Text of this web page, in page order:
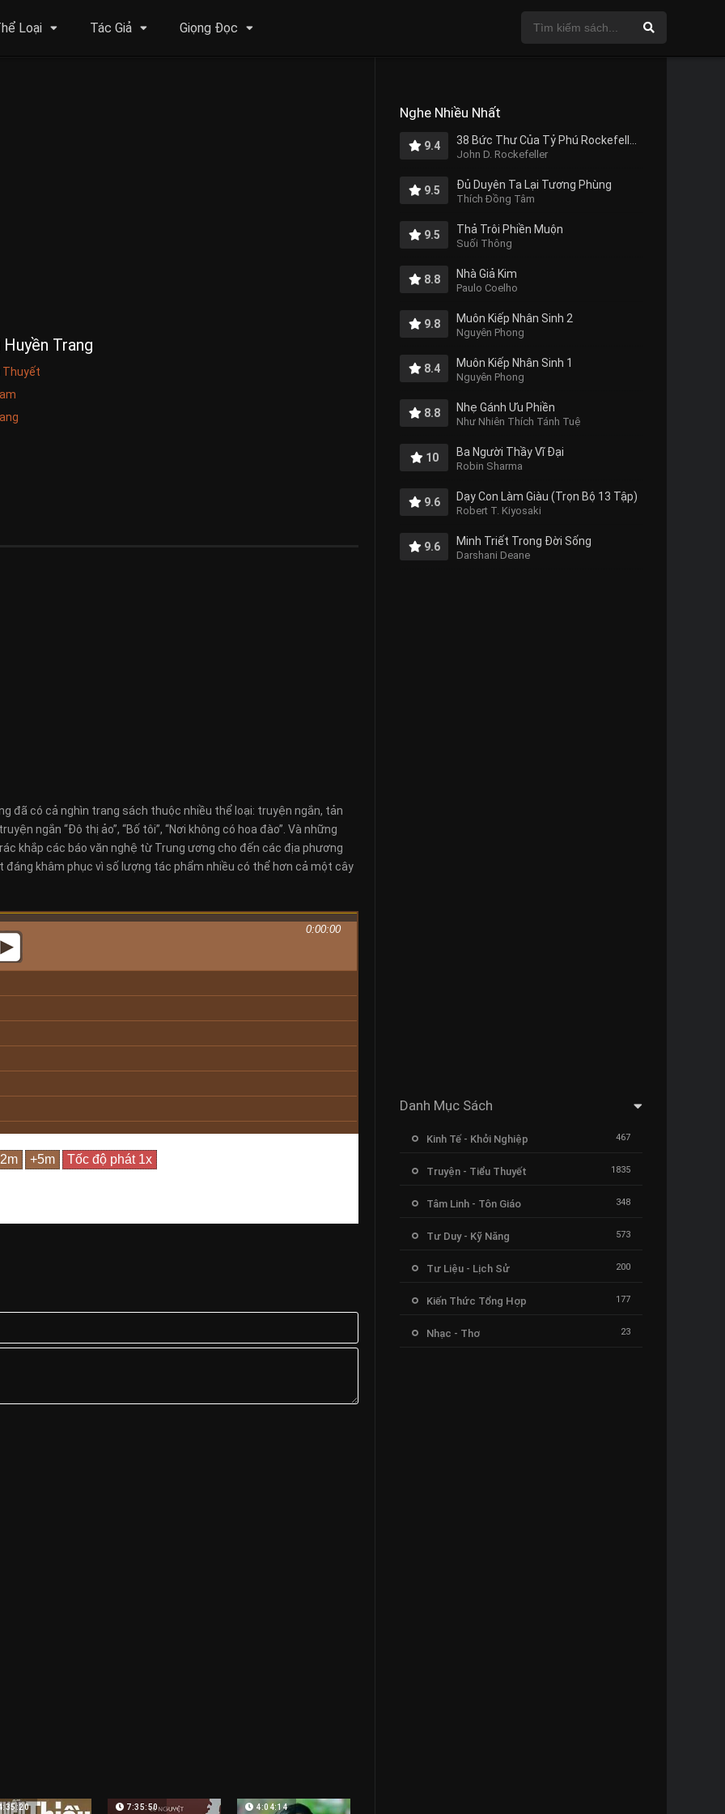
Loại Tác Giả Giọng Đọc
Trang
Thuyết
đã có cả nghìn trang sách thuộc nhiều thể loại: truyện ngắn, tản
ngắn “Đô thị ảo”, “Bố tôi”, “Nơi không có hoa đào”. Và những
khắp các báo văn nghệ từ Trung ương cho đến các địa phương
khâm phục vì số lượng tác phẩm nhiều có thể hơn cả một cây
0:00:00
7:35:50 4:04:14
Nghe Nhiều Nhất
9.4
John D. Rockefeller
9.5 Đủ Duyên Ta Lại Tương Phùng
Thích Đồng Tâm
9.5 Thả Trôi Phiền Muộn
Suối Thông
8.8 Nhà Giả Kim
Paulo Coelho
9.8 Muôn Kiếp Nhân Sinh 2
Nguyên Phong
8.4 Muôn Kiếp Nhân Sinh 1
Nguyên Phong
8.8 Nhẹ Gánh Ưu Phiền
Như Nhiên Thích Tánh Tuệ
10 Ba Người Thầy Vĩ Đại
Robin Sharma
9.6 Dạy Con Làm Giàu (Trọn Bộ 13 Tập)
Robert T. Kiyosaki
9.6 Minh Triết Trong Đời Sống
Darshani Deane
Danh Mục Sách
Kinh Tế - Khởi Nghiệp 467
Truyện - Tiểu Thuyết 1835
Tâm Linh - Tôn Giáo 348
Tư Duy - Kỹ Năng 573
Tư Liệu - Lịch Sử 200
Kiến Thức Tổng Hợp 177
Nhạc - Thơ 23